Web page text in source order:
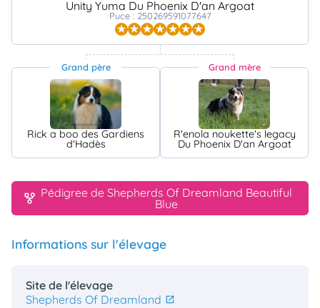
Unity Yuma Du Phoenix D'an Argoat
Puce : 250269591077647
Grand père
Rick a boo des Gardiens
d'Hadès
Grand mère
R'enola noukette's legacy
Du Phoenix D'an Argoat
Pédigree de Shepherds Of Dreamland Beautiful
Blue
Informations sur l'élevage
Site de l'élevage
Shepherds Of Dreamland